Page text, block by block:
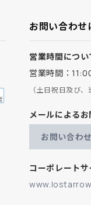
お問い合わせ
営業時間につい
営業時間：
（土日祝日及び
メールによる
お問い合わ
コーポレートサ